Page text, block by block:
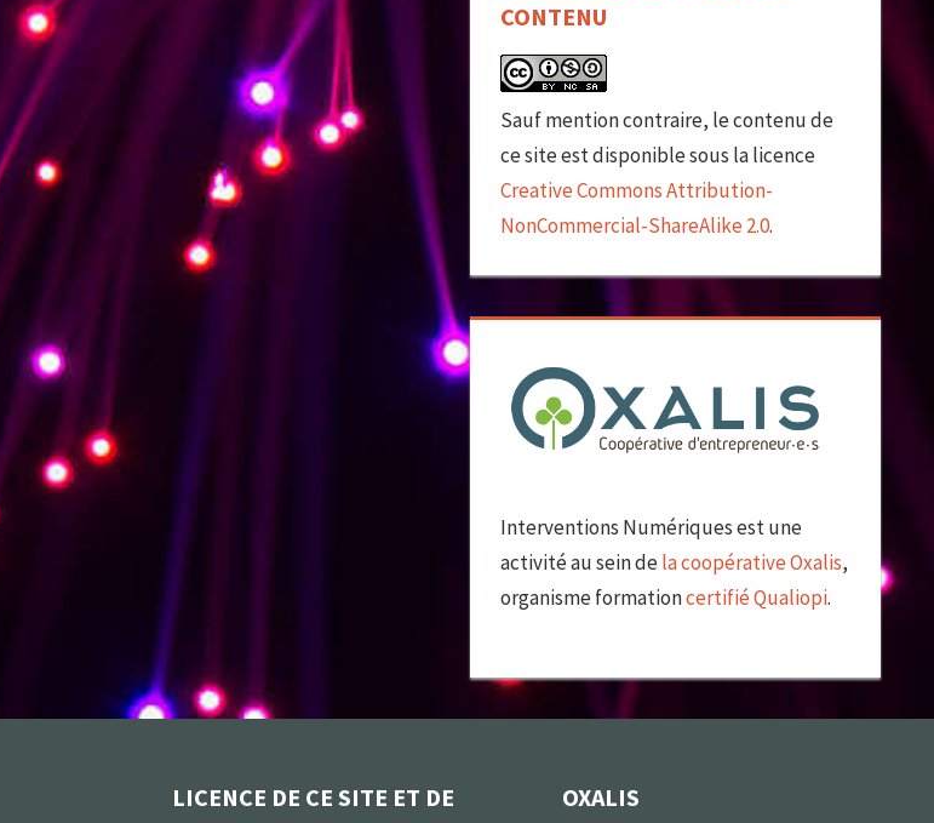
CONTENU
Sauf mention contraire, le contenu de
ce site est disponible sous la licence
Creative Commons Attribution-
NonCommercial-ShareAlike 2.0.
Interventions Numériques est une
activité au sein dela coopérative Oxalis,
organisme formationcertifié Qualiopi.
LICENCE DE CE SITE ET DE
OXALIS